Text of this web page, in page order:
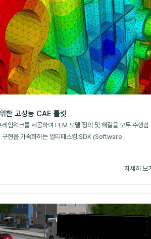
한 고성능 CAE 툴킷
임워크를 제공하여 FEM 모델 정의 및 해결을 모두 수행함
구현을 가속화하는 멀티태스킹 SDK (Software
자세히 보